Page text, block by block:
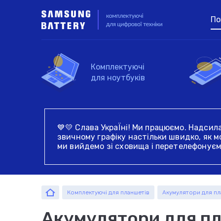
💙💛 Слава УкраЇні! Ми працюємо.
звичному графіку настільки швидко,
ми вийдемо зі сховища і
Комплектуючі
для ноутбуків
Акумулятори для
ноутбуків
Шлейфи для
матриць ноутбуків і
нетбуків
Акумулятори для
смартфонів
Акумулятори для
планшетів
зарядки планшетів
Жорсткі диски та
SSD для ноутбуків
Виберіть пристрій
Для
Комплектуючі для планшетів Акумулятори для